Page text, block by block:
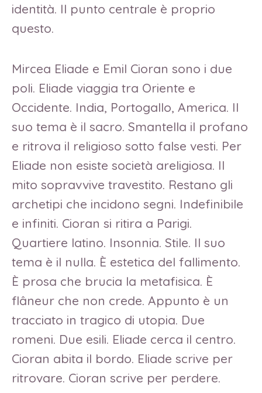
identità. Il punto centrale è proprio
questo.
Mircea Eliade e Emil Cioran sono i due
poli. Eliade viaggia tra Oriente e
Occidente. India, Portogallo, America. Il
suo tema è il sacro. Smantella il profano
e ritrova il religioso sotto false vesti. Per
Eliade non esiste società areligiosa. Il
mito sopravvive travestito. Restano gli
archetipi che incidono segni. Indefinibile
e infiniti. Cioran si ritira a Parigi.
Quartiere latino. Insonnia. Stile. Il suo
tema è il nulla. È estetica del fallimento.
È prosa che brucia la metafisica. È
flâneur che non crede. Appunto è un
tracciato in tragico di utopia. Due
romeni. Due esili. Eliade cerca il centro.
Cioran abita il bordo. Eliade scrive per
ritrovare. Cioran scrive per perdere.